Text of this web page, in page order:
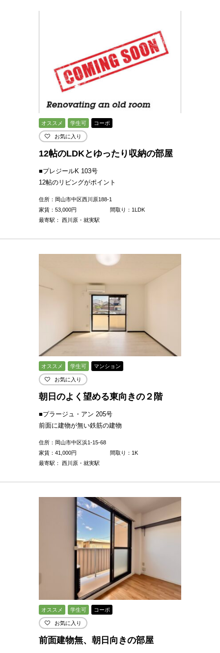
オススメ 学生可 コーポ
お気に入り
12帖のLDKとゆったり収納の部屋
■プレジールK 103号
12帖のリビングがポイント
住所：岡山市中区西川原188-1
家賃： 53,000円
間取り：1LDK
最寄駅： 西川原・就実駅
オススメ 学生可 マンション
お気に入り
朝日のよく望める東向きの２階
■プラージュ・アン 205号
前面に建物が無い鉄筋の建物
住所：岡山市中区浜1-15-68
家賃： 41,000円
間取り：1K
最寄駅： 西川原・就実駅
オススメ 学生可 コーポ
お気に入り
前面建物無、朝日向きの部屋